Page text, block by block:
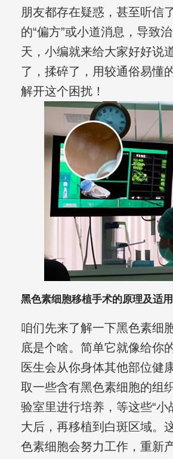
朋友都存在疑惑，甚至听信
的“偏方”或小道消息，导致
天，小编就来给大家好好说
了，揉碎了，用较通俗易懂
解开这个困扰！
黑色素细胞移植手术的原理及适
咱们先来了解一下黑色素细
底是个啥。简单它就像给你的
医生会从你身体其他部位健
取一些含有黑色素细胞的组
验室里进行培养，等这些“小
大后，再移植到白斑区域。
色素细胞会努力工作，重新